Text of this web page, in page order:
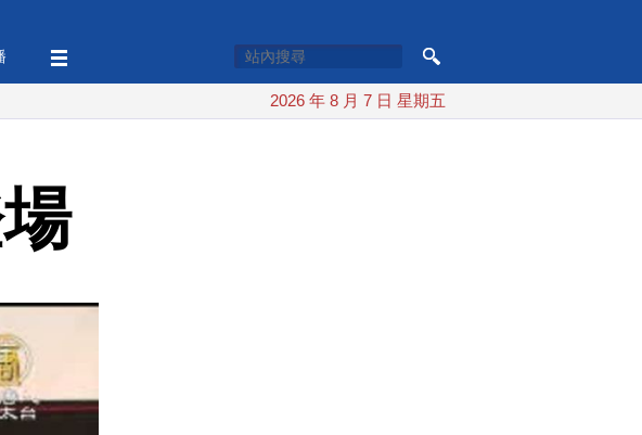
2026 年 8 月 7 日 星期五